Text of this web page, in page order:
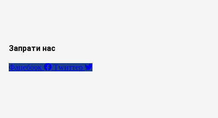
Запрати нас
Фацебоок Тwиттер